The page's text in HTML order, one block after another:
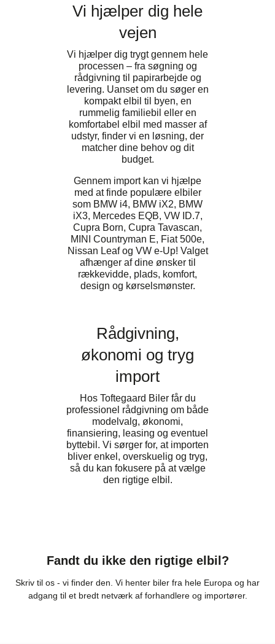
Vi hjælper dig hele
vejen
Vi hjælper dig trygt gennem hele
processen – fra søgning og
rådgivning til papirarbejde og
levering. Uanset om du søger en
kompakt elbil til byen, en
rummelig familiebil eller en
komfortabel elbil med masser af
udstyr, finder vi en løsning, der
matcher dine behov og dit
budget.
Gennem import kan vi hjælpe
med at finde populære elbiler
som BMW i4, BMW iX2, BMW
iX3, Mercedes EQB, VW ID.7,
Cupra Born, Cupra Tavascan,
MINI Countryman E, Fiat 500e,
Nissan Leaf og VW e-Up! Valget
afhænger af dine ønsker til
rækkevidde, plads, komfort,
design og kørselsmønster.
Rådgivning,
økonomi og tryg
import
Hos Toftegaard Biler får du
professionel rådgivning om både
modelvalg, økonomi,
finansiering, leasing og eventuel
byttebil. Vi sørger for, at importen
bliver enkel, overskuelig og tryg,
så du kan fokusere på at vælge
den rigtige elbil.
Fandt du ikke den rigtige elbil?
Skriv til os - vi finder den. Vi henter biler fra hele Europa og har
adgang til et bredt netværk af forhandlere og importører.